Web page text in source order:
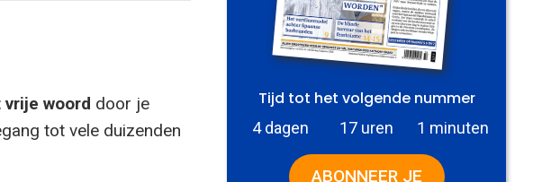
woord door je
tot vele duizenden
Tijd tot het volgende nummer
4 dagen 17 uren 1 minuten
ABONNEER JE